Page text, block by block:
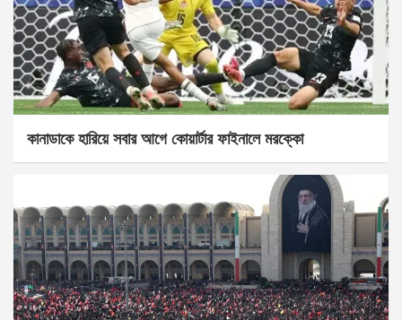
কানাডাকে হারিয়ে সবার আগে কোয়ার্টার ফাইনালে মরক্কো